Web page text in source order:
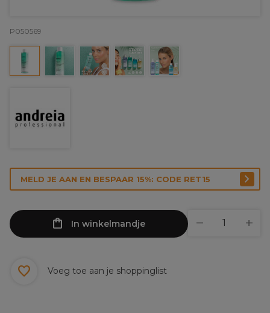
P050569
MELD JE AAN EN BESPAAR 15%: CODE RET15
In winkelmandje
Voeg toe aan je shoppinglist